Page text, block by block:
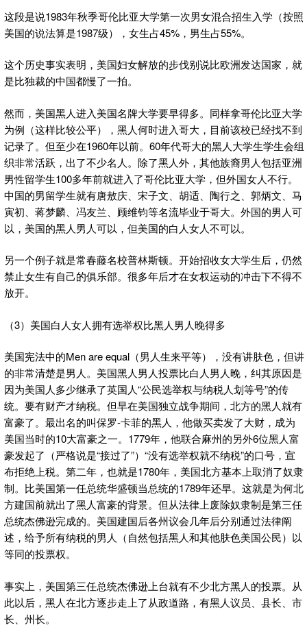
这段是说1983年秋季哥伦比亚大学第一次男女混合招生入学（按照
美国的说法算是1987级），女生占45%，男生占55%。
这个历史事实表明，美国妇女解放的步伐别说比欧洲发达国家，就
是比独裁的中国都慢了一拍。
然而，美国黑人进入美国名牌大学要早得多。同样拿哥伦比亚大学
为例（这样比较公平），黑人何时进入哥大，目前该校已经找不到
记录了。但至少在1960年以前。60年代哥大的黑人大学生学生会组
织非常活跃，出了不少名人。除了黑人外，其他族裔男人包括亚洲
男性留学生100多年前就进入了哥伦比亚大学，但外国女人不行。
中国的男留学生就有唐敖庆、宋子文、胡适、陶行之、郭炳文、马
寅初、蒋梦麟、冯友兰、顾维钧等名流毕业于哥大。外国的男人可
以，美国的黑人男人可以，但美国的白人女人不可以。
另一个例子就是常春藤名校普林斯顿。开始招收女大学生后，仍然
禁止女生有自己的俱乐部。很多年后才在女权运动的冲击下不得不
放开。
（3）美国白人女人拥有选举权比黑人男人晚得多
美国宪法中的Men are equal（男人生来平等），没有讲肤色，但讲
的非常清楚是男人。美国黑人男人投票比白人男人晚，纠其原因是
因为美国人多少继承了英国人“公民选举权与纳税人划等号”的传
统。要有财产才纳税。但早在美国独立战争期间，北方的黑人就有
富豪了。最出名的叫保罗-卡菲的黑人，他做买卖发了大财，成为
美国当时的10大富豪之一。1779年，他联合麻州的另外6位黑人富
豪发起了（严格说是“接过了”）“没有选举权就不纳税”的口号，宣
布拒绝上税。第二年，也就是1780年，美国北方基本上取消了奴隶
制。比美国第一任总统华盛顿当总统的1789年还早。这就是为何北
方建国前就出了黑人富豪的背景。但从法律上废除奴隶制是第三任
总统杰佛逊完成的。美国建国后各州议会几年后分别通过法律阐
述，给予所有纳税的男人（自然包括黑人和其他肤色美国公民）以
等同的投票权。
事实上，美国第三任总统杰佛逊上台就有不少北方黑人的投票。从
此以后，黑人在北方逐步走上了从政道路，有黑人议员、县长、市
长、州长。